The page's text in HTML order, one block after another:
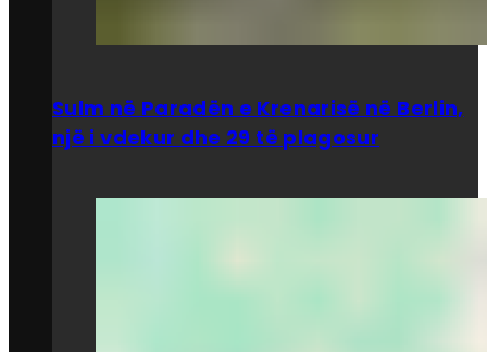
Sulm në Paradën e Krenarisë në Berlin,
një i vdekur dhe 29 të plagosur